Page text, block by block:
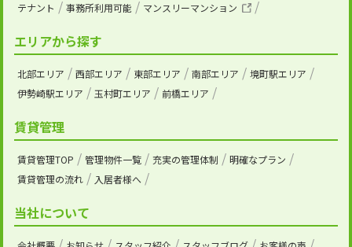
テナント
事務所利用可能 マンスリーマンション
エリアから探す
北部エリア 西部エリア 東部エリア 南部エリア
境町駅エリア
伊勢崎駅エリア
玉村町エリア 前橋エリア
賃貸管理
賃貸管理TOP 管理物件一覧 充実の管理体制
明確なプラン
賃貸管理の流れ
入居者様へ
当社について